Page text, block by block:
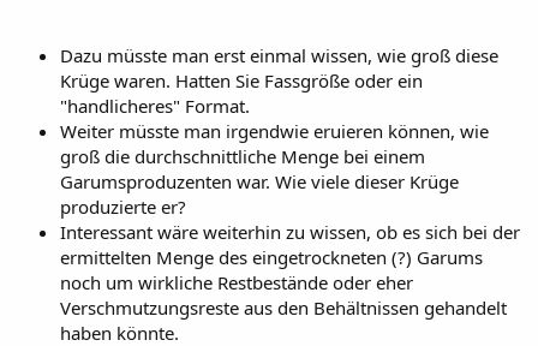
Dazu müsste man erst einmal wissen, wie groß diese
Krüge waren. Hatten Sie Fassgröße oder ein
"handlicheres" Format.
Weiter müsste man irgendwie eruieren können, wie
groß die durchschnittliche Menge bei einem
Garumsproduzenten war. Wie viele dieser Krüge
produzierte er?
Interessant wäre weiterhin zu wissen, ob es sich bei der
ermittelten Menge des eingetrockneten (?) Garums
noch um wirkliche Restbestände oder eher
Verschmutzungsreste aus den Behältnissen gehandelt
haben könnte.